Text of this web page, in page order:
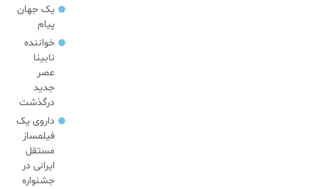
یک جهان
پیام
خواننده
نابینا
عصر
جدید
درگذشت
داروی یک
فیلمساز
مستقل
ایرانی در
جشنواره